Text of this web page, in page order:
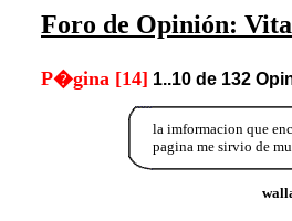
Foro de Opinión:
P�gina [14] 1..10 de 132
la imformacion que
pagina me sirvio de